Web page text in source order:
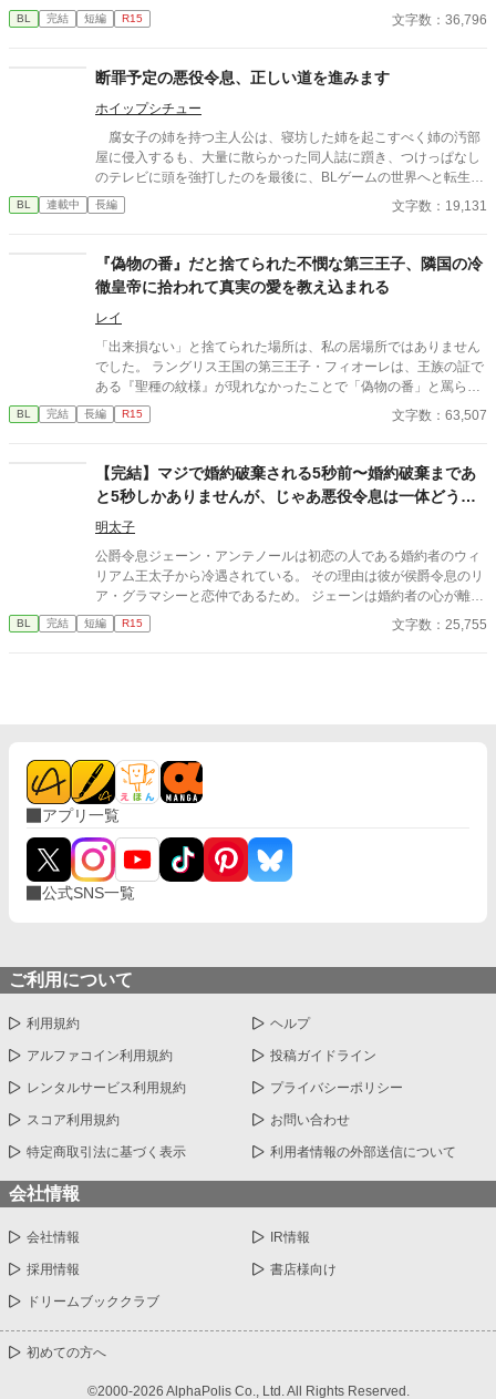
た。そして、夫であるアインス・キールに離婚を切り出すが、ア
インスがそう簡単にシューンを手離す訳もなく......。
BL 完結 短編 R15 文字数：36,796
断罪予定の悪役令息、正しい道を進みます
ホイップシチュー
腐女子の姉を持つ主人公は、寝坊した姉を起こすべく姉の汚部
屋に侵入するも、大量に散らかった同人誌に躓き、つけっぱなし
のテレビに頭を強打したのを最後に、BLゲームの世界へと転生し
てしまう____ 転生先はまさかの作品唯一の悪役で、攻略対象
を中心に周りから忌み嫌われる悪役令息、イリス・ネーヴェルア
彼は、生きるために姉から聞いた曖昧な情報だけで様々な困難に
立ち向かう____!?
BL 連載中 長編 文字数：19,131
『偽物の番』だと捨てられた不憫な第三王子、隣国の冷
徹皇帝に拾われて真実の愛を教え込まれる
レイ
「出来損ない」と捨てられた場所は、私の居場所ではありません
でした。 ラングリス王国の第三王子・フィオーレは、王族の証で
ある『聖種の紋様』が現れなかったことで「偽物の番」と罵ら
れ、雪降る国境へと追放される。 死を覚悟した彼の前に現れたの
は、隣国アイゼン帝国の「冷徹皇帝」ヴォルフラムだった。
BL 完結 長編 R15 文字数：63,507
【完結】マジで婚約破棄される5秒前〜婚約破棄まであ
と5秒しかありませんが、じゃあ悪役令息は一体どうし
ろと？〜
明太子
公爵令息ジェーン・アンテノールは初恋の人である婚約者のウィ
リアム王太子から冷遇されている。 その理由は彼が侯爵令息のリ
ア・グラマシーと恋仲であるため。 ジェーンは婚約者の心が離れ
ていることを寂しく思いながらも卒業パーティーに出席する。 し
かし、その場で彼はひょんなことから自身がリアを主人公とした
BL 完結 短編 R15 文字数：25,755
アプリ一覧
公式SNS一覧
ご利用について
利用規約 ヘルプ
アルファコイン利用規約 投稿ガイドライン
レンタルサービス利用規約 プライバシーポリシー
スコア利用規約 お問い合わせ
特定商取引法に基づく表示 利用者情報の外部送信について
会社情報
会社情報 IR情報
採用情報 書店様向け
ドリームブッククラブ
初めての方へ
©2000-2026 AlphaPolis Co., Ltd. All Rights Reserved.